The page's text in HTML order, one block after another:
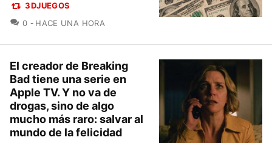
3DJUEGOS
0 COMENTARIOS
HACE UNA HORA
El creador de Breaking
Bad tiene una serie en
Apple TV. Y no va de
drogas, sino de algo
mucho más raro: salvar al
mundo de la felicidad